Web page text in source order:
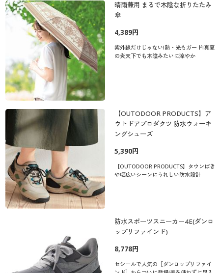
晴雨兼用 まるで木陰な折りたたみ
傘
4,389円
紫外線だけじゃない!熱・光もガード!真夏
の炎天下でも木陰みたいに涼やか
【OUTODOOR PRODUCTS】ア
ウトドアプロダクツ 防水ウォーキ
ングシューズ
5,390円
【OUTODOOR PRODUCTS】タウンばき
や幅広いシーンにうれしい防水設計
防水スポーツスニーカー4E(ダンロ
ップリファインド)
8,778円
セシールで人気の［ダンロップリファイ